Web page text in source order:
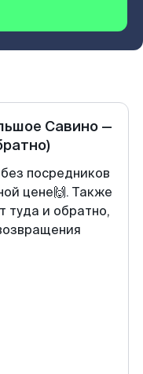
Савино —
посредников
цене🙌. Также
туда и обратно,